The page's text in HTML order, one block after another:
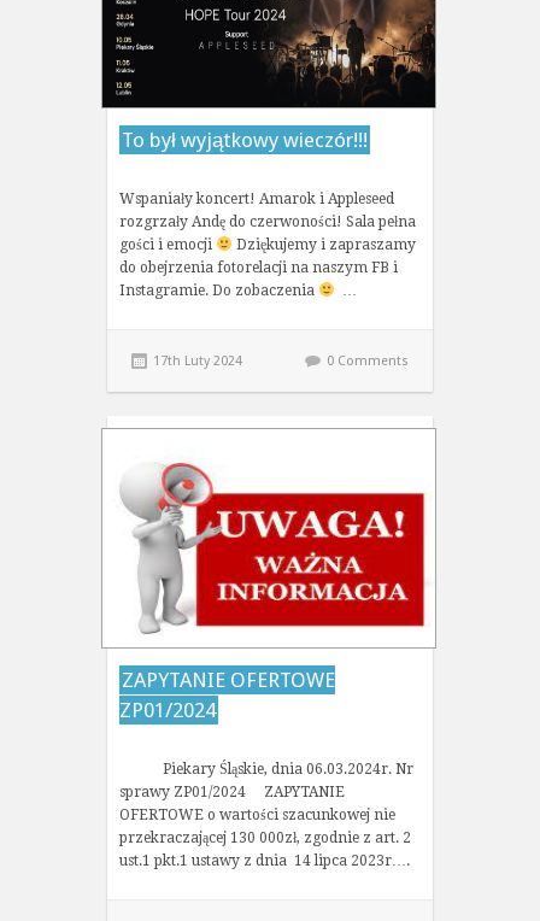
To był wyjątkowy wieczór!!!
Wspaniały koncert! Amarok i Appleseed
rozgrzały Andę do czerwoności! Sala pełna
gości i emocji
Dziękujemy i zapraszamy
do obejrzenia fotorelacji na naszym FB i
Instagramie. Do zobaczenia
…
17th Luty 2024 0 Comments
ZAPYTANIE OFERTOWE
ZP01/2024
Piekary Śląskie, dnia 06.03.2024r. Nr
sprawy ZP01/2024 ZAPYTANIE
OFERTOWE o wartości szacunkowej nie
przekraczającej 130 000zł, zgodnie z art. 2
ust.1 pkt.1 ustawy z dnia 14 lipca 2023r….